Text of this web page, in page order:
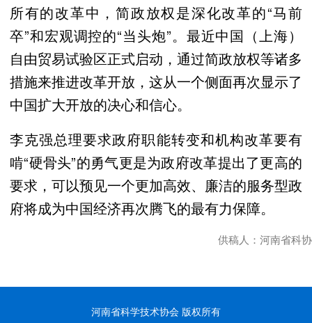
所有的改革中，简政放权是深化改革的“马前
卒”和宏观调控的“当头炮”。最近中国（上海）
自由贸易试验区正式启动，通过简政放权等诸多
措施来推进改革开放，这从一个侧面再次显示了
中国扩大开放的决心和信心。
李克强总理要求政府职能转变和机构改革要有
啃“硬骨头”的勇气更是为政府改革提出了更高的
要求，可以预见一个更加高效、廉洁的服务型政
府将成为中国经济再次腾飞的最有力保障。
供稿人：河南省科协
河南省科学技术协会 版权所有